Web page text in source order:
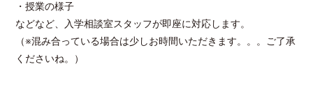
・授業の様子
などなど、入学相談室スタッフが即座に対応します。
（※混み合っている場合は少しお時間いただきます。。。ご了承
くださいね。）